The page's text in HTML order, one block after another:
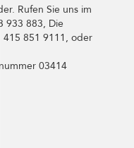
Rufen Sie uns im
933 883, Die
415 851 9111, oder
03414